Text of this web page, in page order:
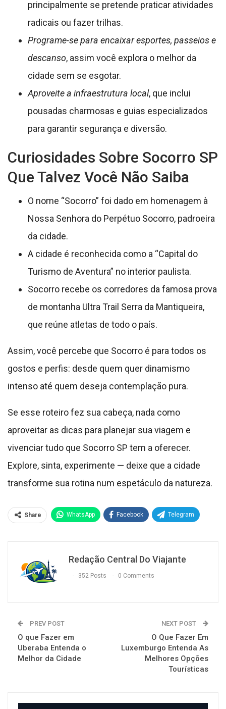
principalmente se pretende praticar atividades
radicais ou fazer trilhas.
Programe-se para encaixar esportes, passeios e
descanso, assim você explora o melhor da
cidade sem se esgotar.
Aproveite a infraestrutura local, que inclui
pousadas charmosas e guias especializados
para garantir segurança e diversão.
Curiosidades Sobre Socorro SP
Que Talvez Você Não Saiba
O nome “Socorro” foi dado em homenagem à
Nossa Senhora do Perpétuo Socorro, padroeira
da cidade.
A cidade é reconhecida como a “Capital do
Turismo de Aventura” no interior paulista.
Socorro recebe os corredores da famosa prova
de montanha Ultra Trail Serra da Mantiqueira,
que reúne atletas de todo o país.
Assim, você percebe que Socorro é para todos os
gostos e perfis: desde quem quer dinamismo
intenso até quem deseja contemplação pura.
Se esse roteiro fez sua cabeça, nada como
aproveitar as dicas para planejar sua viagem e
vivenciar tudo que Socorro SP tem a oferecer.
Explore, sinta, experimente — deixe que a cidade
transforme sua rotina num espetáculo da natureza.
Share WhatsApp Facebook Telegram
Redação Central Do Viajante
352 Posts 0 Comments
PREV POST
O que Fazer em
Uberaba Entenda o
Melhor da Cidade
NEXT POST
O Que Fazer Em
Luxemburgo Entenda As
Melhores Opções
Tourísticas